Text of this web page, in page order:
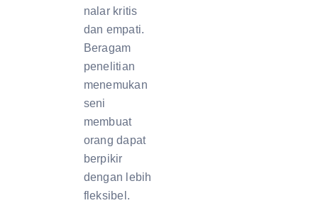
nalar kritis
dan empati.
Beragam
penelitian
menemukan
seni
membuat
orang dapat
berpikir
dengan lebih
fleksibel.